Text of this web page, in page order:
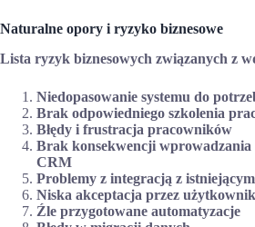
Naturalne opory i ryzyko biznesowe
Lista ryzyk biznesowych związanych z
Niedopasowanie systemu do
Brak odpowiedniego szkolenia
Błędy i frustracja pracowników
Brak konsekwencji wprowadzania
CRM
Problemy z integracją z
Niska akceptacja przez
Źle przygotowane automatyzacje